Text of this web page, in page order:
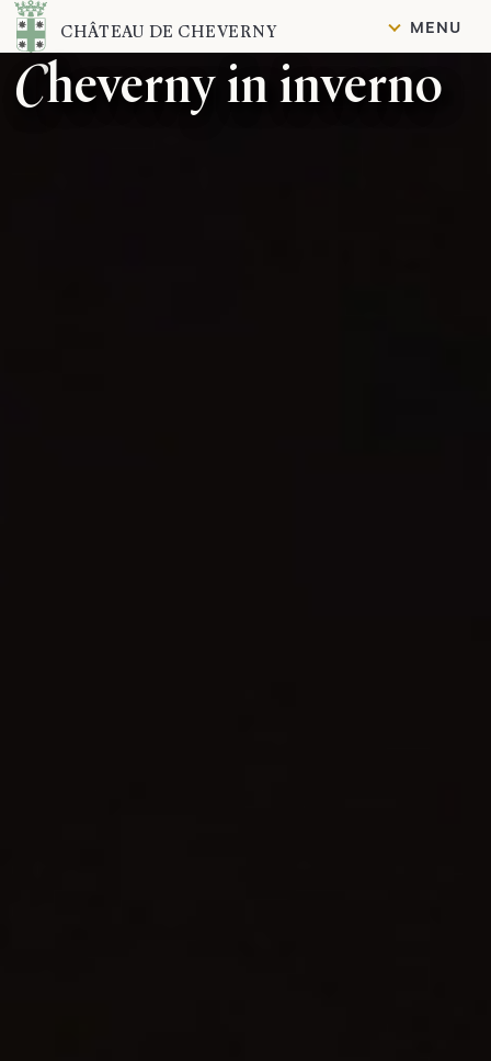
Contenuto
CHÂTEAU DE CHEVERNY MENU
Cheverny in inverno